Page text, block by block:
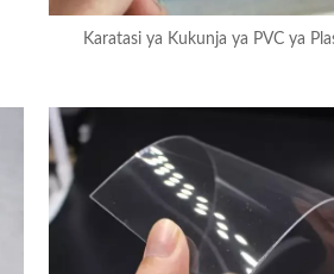
Karatasi ya Kukunja ya PVC ya